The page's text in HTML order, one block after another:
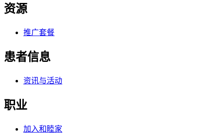
资源
推广套餐
患者信息
资讯与活动
职业
加入和睦家